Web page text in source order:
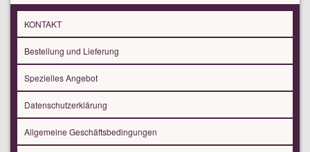
KONTAKT
Bestellung und Lieferung
Spezielles Angebot
Datenschutzerklärung
Allgemeine Geschäftsbedingungen